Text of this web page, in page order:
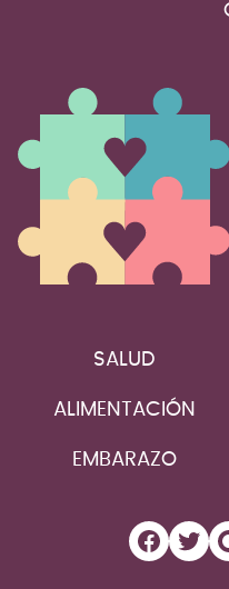
SALUD
ALIMENTACIÓN
EMBARAZO